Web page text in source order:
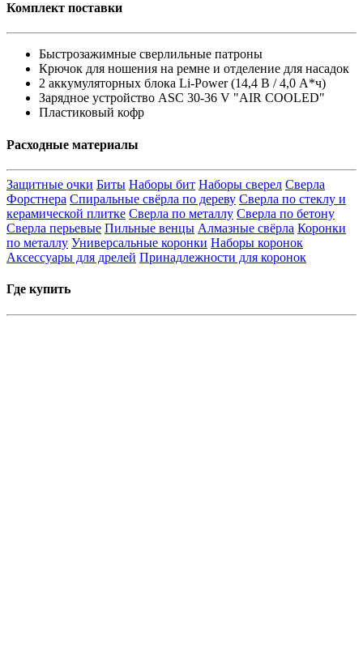
Комплект поставки
Быстрозажимные сверлильные патроны
Крючок для ношения на ремне и отделение для насадок
2 аккумуляторных блока Li-Power (14,4 В / 4,0 А*ч)
Зарядное устройство ASC 30-36 V "AIR COOLED"
Пластиковый кофр
Расходные материалы
Защитные очки Биты Наборы бит Наборы сверел Сверла
Форстнера Спиральные свёрла по дереву Сверла по стеклу и
керамической плитке Сверла по металлу Сверла по бетону
Сверла перьевые Пильные венцы Алмазные свёрла Коронки
по металлу Универсальные коронки Наборы коронок
Аксессуары для дрелей Принадлежности для коронок
Где купить